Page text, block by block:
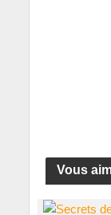
Vous